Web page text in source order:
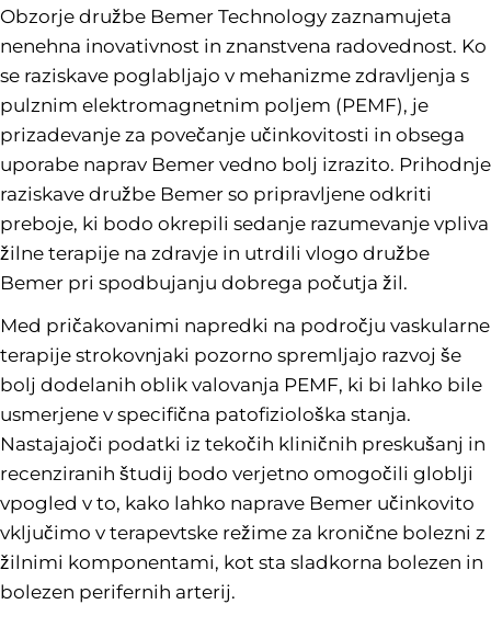
Obzorje družbe Bemer Technology zaznamujeta
nenehna inovativnost in znanstvena radovednost. Ko
se raziskave poglabljajo v mehanizme zdravljenja s
pulznim elektromagnetnim poljem (PEMF), je
prizadevanje za povečanje učinkovitosti in obsega
uporabe naprav Bemer vedno bolj izrazito. Prihodnje
raziskave družbe Bemer so pripravljene odkriti
preboje, ki bodo okrepili sedanje razumevanje vpliva
žilne terapije na zdravje in utrdili vlogo družbe
Bemer pri spodbujanju dobrega počutja žil.
Med pričakovanimi napredki na področju vaskularne
terapije strokovnjaki pozorno spremljajo razvoj še
bolj dodelanih oblik valovanja PEMF, ki bi lahko bile
usmerjene v specifična patofiziološka stanja.
Nastajajoči podatki iz tekočih kliničnih preskušanj in
recenziranih študij bodo verjetno omogočili globlji
vpogled v to, kako lahko naprave Bemer učinkovito
vključimo v terapevtske režime za kronične bolezni z
žilnimi komponentami, kot sta sladkorna bolezen in
bolezen perifernih arterij.